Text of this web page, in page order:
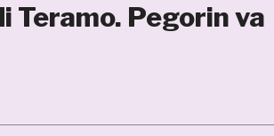
Teramo. Pegorin va